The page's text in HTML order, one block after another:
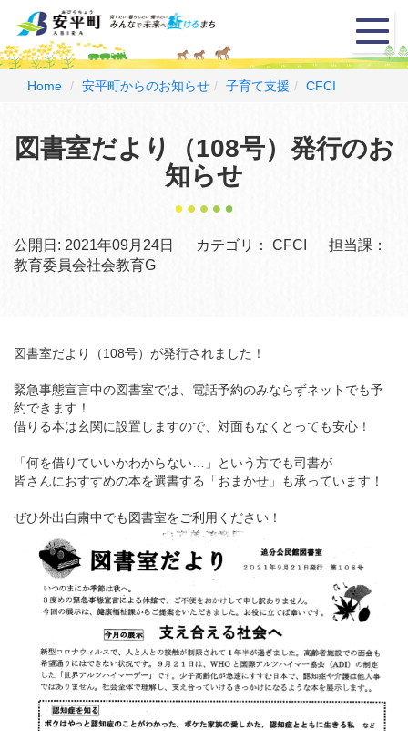
メ
ニ
ュ
Home 安平町からのお知らせ 子育て支援 CFCI
図書室だより（108号）発行のお
知らせ
公開日: 2021年09月24日 カテゴリ： CFCI
担当課：
教育委員会社会教育G
図書室だより（108号）が発行されました！
緊急事態宣言中の図書室では、電話予約のみならずネットでも予
約できます！
借りる本は玄関に設置しますので、対面もなくとっても安心！
「何を借りていいかわからない…」という方でも司書が
皆さんにおすすめの本を選書する「おまかせ」も承っています！
ぜひ外出自粛中でも図書室をご利用ください！